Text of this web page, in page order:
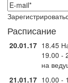
Расписание
20.01.17 18.45
19.00 -
на
21.01.17 10.00 -